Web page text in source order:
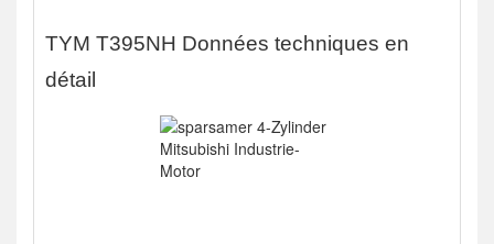
TYM T395NH Données techniques en
détail